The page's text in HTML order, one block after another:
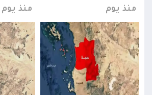
منذ يوم منذ يوم